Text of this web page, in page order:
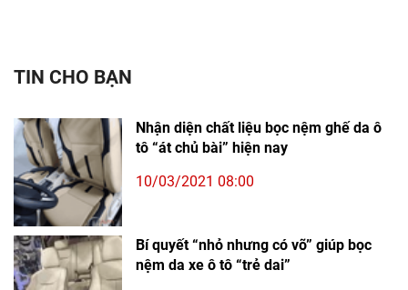
TIN CHO BẠN
Nhận diện chất liệu bọc nệm ghế da ô
tô “át chủ bài” hiện nay
10/03/2021 08:00
Bí quyết “nhỏ nhưng có võ” giúp bọc
nệm da xe ô tô “trẻ dai”